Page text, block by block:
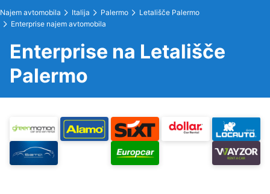
Najem avtomobila Italija Palermo
Letališče Palermo
Enterprise najem avtomobila
Enterprise na Letališče
Palermo